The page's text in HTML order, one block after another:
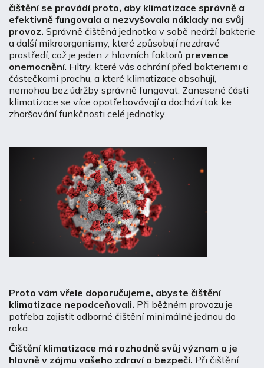
čištění se provádí proto, aby klimatizace správně a
efektivně fungovala a nezvyšovala náklady na svůj
provoz. Správně čištěná jednotka v sobě nedrží bakterie
a další mikroorganismy, které způsobují nezdravé
prostředí, což je jeden z hlavních faktorů prevence
onemocnění. Filtry, které vás ochrání před bakteriemi a
částečkami prachu, a které klimatizace obsahují,
nemohou bez údržby správně fungovat. Zanesené části
klimatizace se více opotřebovávají a dochází tak ke
zhoršování funkčnosti celé jednotky.
Proto vám vřele doporučujeme, abyste čištění
klimatizace nepodceňovali. Při běžném provozu je
potřeba zajistit odborné čištění minimálně jednou do
roka.
Čištění klimatizace má rozhodně svůj význam a je
hlavně v zájmu vašeho zdraví a bezpečí. Při čištění